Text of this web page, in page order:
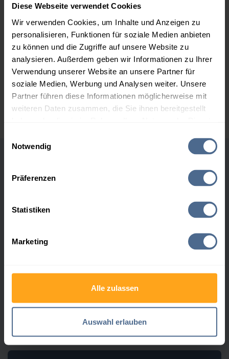
Diese Webseite verwendet Cookies
Wir verwenden Cookies, um Inhalte und Anzeigen zu
personalisieren, Funktionen für soziale Medien anbieten
zu können und die Zugriffe auf unsere Website zu
analysieren. Außerdem geben wir Informationen zu Ihrer
Verwendung unserer Website an unsere Partner für
soziale Medien, Werbung und Analysen weiter. Unsere
Partner führen diese Informationen möglicherweise mit
weiteren Daten zusammen, die Sie ihnen bereitgestellt
Notwendig
Präferenzen
Statistiken
Marketing
Alle zulassen
Auswahl erlauben
177,26 €
3.000 Liter
175,19 €
175,19 €
0,00 €
5.000 Liter
174,22 €
Preise für Heizöl in Standardqualität nach Ö-Norm C 1109 in € / 100
Liter inkl. MwSt. und Lieferung bei einer Lieferstelle.
Höchst- und Tiefststände der
Heizölpreise in Wien
210,11 €